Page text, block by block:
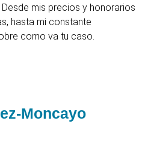
mis precios y honorarios
hasta mi constante
como va tu caso.
Moncayo